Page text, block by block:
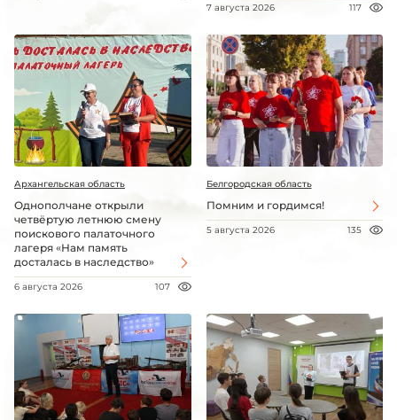
7 августа 2026 117
Архангельская область
Однополчане открыли
четвёртую летнюю смену
поискового палаточного
лагеря «Нам память
досталась в наследство»
6 августа 2026 107
Белгородская область
Помним и гордимся!
5 августа 2026 135